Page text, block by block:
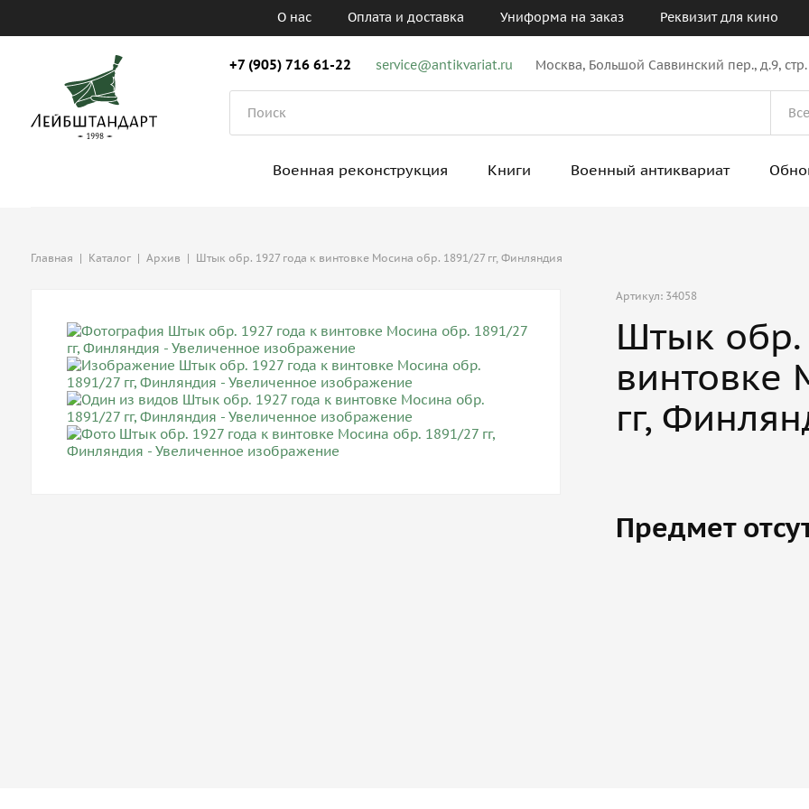
О нас Оплата и доставка Униформа на заказ Реквизит для кино
+7 (905) 716 61-22 service@antikvariat.ru Москва, Большой Саввинский пер., д.9,
Военная реконструкция Книги Военный антиквариат
Главная | Каталог | Архив | Штык обр. 1927 года к винтовке Мосина обр. 1891/27 гг, Финляндия
Артикул: 34058
Штык обр.
винтовке
гг,
Предмет